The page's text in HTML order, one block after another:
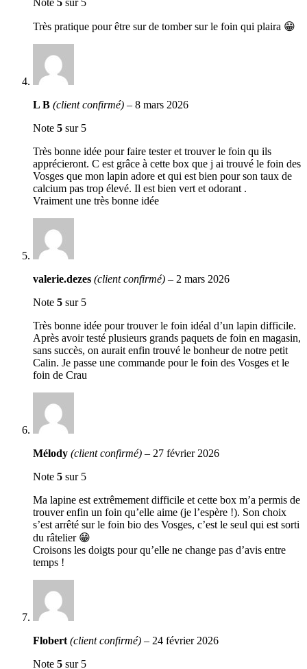
Note 5 sur 5
Très pratique pour être sur de tomber sur le foin qui plaira 😁
L B (client confirmé) – 8 mars 2026
Note 5 sur 5
Très bonne idée pour faire tester et trouver le foin qu ils
apprécieront. C est grâce à cette box que j ai trouvé le foin des
Vosges que mon lapin adore et qui est bien pour son taux de
calcium pas trop élevé. Il est bien vert et odorant .
Vraiment une très bonne idée
valerie.dezes (client confirmé) – 2 mars 2026
Note 5 sur 5
Très bonne idée pour trouver le foin idéal d’un lapin difficile.
Après avoir testé plusieurs grands paquets de foin en magasin,
sans succès, on aurait enfin trouvé le bonheur de notre petit
Calin. Je passe une commande pour le foin des Vosges et le
foin de Crau
Mélody (client confirmé) – 27 février 2026
Note 5 sur 5
Ma lapine est extrêmement difficile et cette box m’a permis de
trouver enfin un foin qu’elle aime (je l’espère !). Son choix
s’est arrêté sur le foin bio des Vosges, c’est le seul qui est sorti
du râtelier 😁
Croisons les doigts pour qu’elle ne change pas d’avis entre
temps !
Flobert (client confirmé) – 24 février 2026
Note 5 sur 5